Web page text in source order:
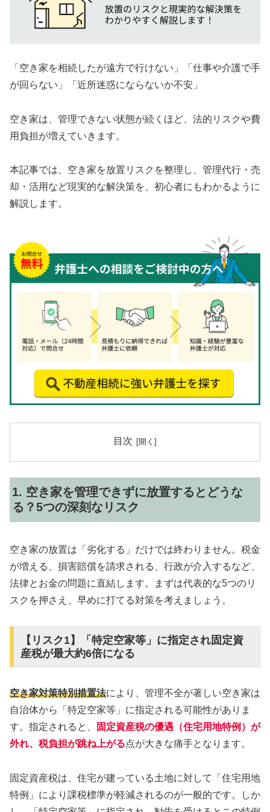
「空き家を相続したが遠方で行けない」「仕事や介護で手
が回らない」「近所迷惑にならないか不安」
空き家は、管理できない状態が続くほど、法的リスクや費
用負担が増えていきます。
本記事では、空き家を放置リスクを整理し、管理代行・売
却・活用など現実的な解決策を、初心者にもわかるように
解説します。
目次
1. 空き家を管理できずに放置するとどうな
る？5つの深刻なリスク
空き家の放置は「劣化する」だけでは終わりません。税金
が増える、損害賠償を請求される、行政が介入するなど、
法律とお金の問題に直結します。まずは代表的な5つのリ
スクを押さえ、早めに打てる対策を考えましょう。
【リスク1】「特定空家等」に指定され固定資
産税が最大約6倍になる
空き家対策特別措置法により、管理不全が著しい空き家は
自治体から「特定空家等」に指定される可能性がありま
す。指定されると、
固定資産税の優遇（住宅用地特例）が
外れ、税負担が跳ね上がる点が大きな痛手となります。
固定資産税は、住宅が建っている土地に対して「住宅用地
特例」により課税標準が軽減されるのが一般的です。しか